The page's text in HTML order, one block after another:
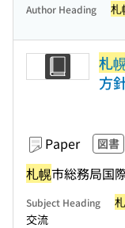
Author Heading 札
札
方
Paper 図書
札幌市総務局国
Subject Heading
交流